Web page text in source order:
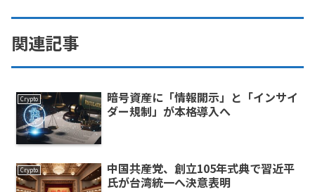
関連記事
Crypto
暗号資産に「情報開示」と「インサイ
ダー規制」が本格導入へ
Crypto
中国共産党、創立105年式典で習近平
氏が台湾統一へ決意表明